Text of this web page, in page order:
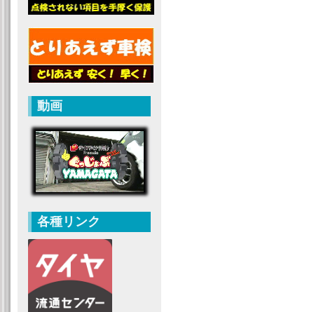
動画
各種リンク